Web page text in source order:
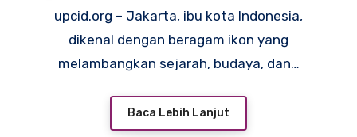
upcid.org – Jakarta, ibu kota Indonesia,
dikenal dengan beragam ikon yang
melambangkan sejarah, budaya, dan…
Baca Lebih Lanjut